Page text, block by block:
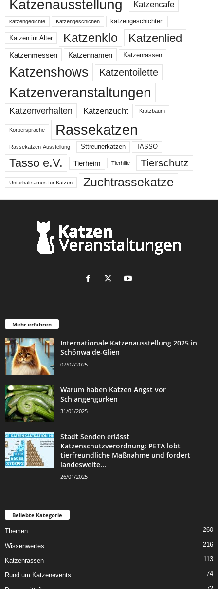
Katzenausstellung Katzencafe
katzengedichte Katzengeschichen katzengeschichten
Katzen im Alter Katzenklo Katzenlied
Katzenmessen Katzennamen Katzenrassen
Katzenshows Katzentoilette
Katzenveranstaltungen
Katzenverhalten Katzenzucht Kratzbaum
Körpersprache Rassekatzen
Rassekatzen-Ausstellung Sttreunerkatzen TASSO
Tasso e.V. Tierheim Tierhilfe Tierschutz
Unterhaltsames für Katzen Zuchtrassekatze
Mehr erfahren
Internationale Katzenausstellung 2025 in
Schönwalde-Glien
07/02/2025
Warum haben Katzen Angst vor
Schlangengurken
31/01/2025
Stadt Senden erlässt
Katzenschutzverordnung: PETA lobt
tierfreundliche Maßnahme und fordert
landesweite...
26/01/2025
Beliebte Kategorie
Themen 260
Wissenwertes 216
Katzenrassen 113
Rund um Katzenevents 74